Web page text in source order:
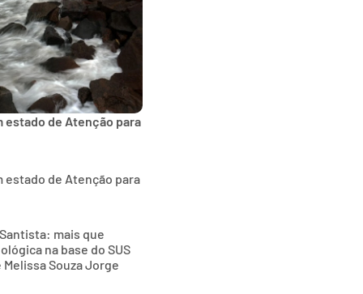
estado de Atenção para
de Atenção para
mais que
na base do SUS
Souza Jorge